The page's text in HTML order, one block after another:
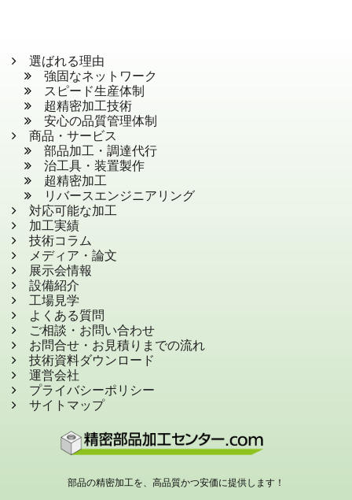
選ばれる理由
強固なネットワーク
スピード生産体制
超精密加工技術
安心の品質管理体制
商品・サービス
部品加工・調達代行
治工具・装置製作
超精密加工
リバースエンジニアリング
対応可能な加工
加工実績
技術コラム
メディア・論文
展示会情報
設備紹介
工場見学
よくある質問
ご相談・お問い合わせ
お問合せ・お見積りまでの流れ
技術資料ダウンロード
運営会社
プライバシーポリシー
サイトマップ
部品の精密加工を、高品質かつ安価に提供します！